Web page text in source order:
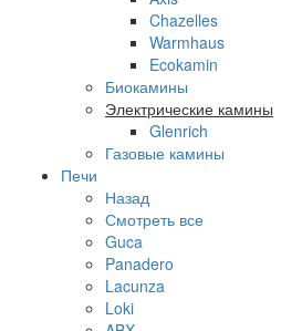
Chazelles
Warmhaus
Ecokamin
Биокамины
Электрические камины
Glenrich
Газовые камины
Печи
Назад
Смотреть все
Guca
Panadero
Lacunza
Loki